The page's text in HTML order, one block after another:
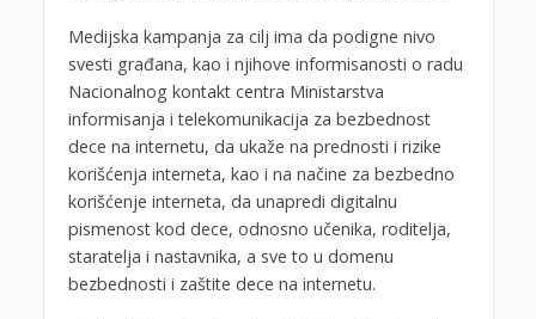
Medijska kampanja za cilj ima da podigne nivo
svesti građana, kao i njihove informisanosti o radu
Nacionalnog kontakt centra Ministarstva
informisanja i telekomunikacija za bezbednost
dece na internetu, da ukaže na prednosti i rizike
korišćenja interneta, kao i na načine za bezbedno
korišćenje interneta, da unapredi digitalnu
pismenost kod dece, odnosno učenika, roditelja,
staratelja i nastavnika, a sve to u domenu
bezbednosti i zaštite dece na internetu.